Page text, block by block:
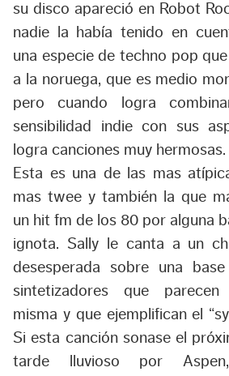
su disco apareció en Robot
nadie la había tenido en
una especie de techno pop
a la noruega, que es medio
pero cuando logra
sensibilidad indie con sus
logra canciones muy hermosas.
Esta es una de las mas
mas twee y también la que
un hit fm de los 80 por alguna
ignota. Sally le canta a un
desesperada sobre una
sintetizadores que
misma y que ejemplifican el
Si esta canción sonase el
tarde lluvioso por